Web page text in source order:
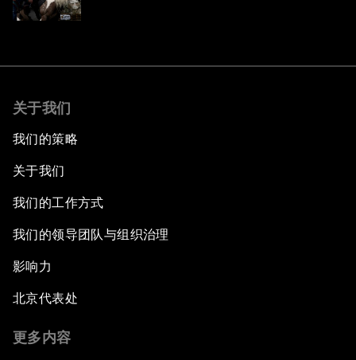
关于我们
我们的策略
关于我们
我们的工作方式
我们的领导团队与组织治理
影响力
北京代表处
更多内容